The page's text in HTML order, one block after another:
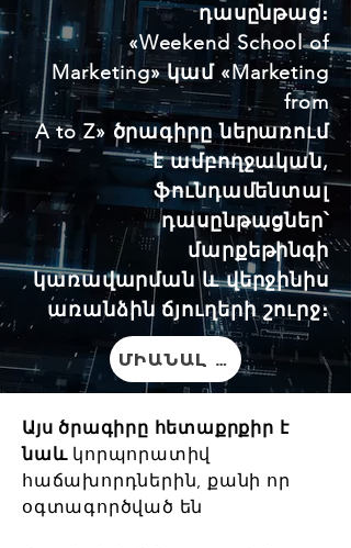
դասընթաց։
«Weekend School of
Marketing» կամ «Marketing
from
A to Z» ծրագիրը ներառում
է ամբողջական,
ֆունդամենտալ
դասընթացներ՝
մարքեթինգի
կառավարման և վերջինիս
առանձին ճյուղերի շուրջ։​
ՄԻԱՆԱԼ
Այս ծրագիրը հետաքրքիր է
նաև կորպորատիվ
հաճախորդներին, քանի որ
օգտագործված են